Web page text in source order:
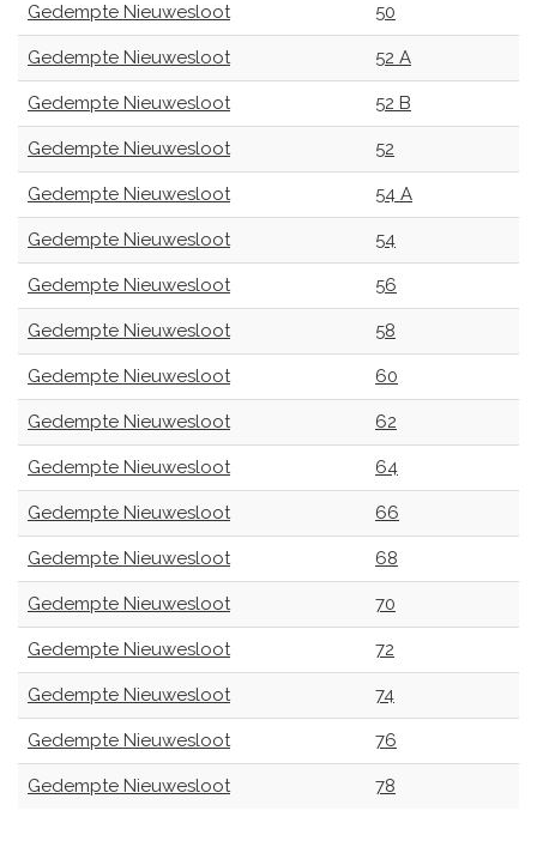
Gedempte Nieuwesloot 50
Gedempte Nieuwesloot 52 A
Gedempte Nieuwesloot 52 B
Gedempte Nieuwesloot 52
Gedempte Nieuwesloot 54 A
Gedempte Nieuwesloot 54
Gedempte Nieuwesloot 56
Gedempte Nieuwesloot 58
Gedempte Nieuwesloot 60
Gedempte Nieuwesloot 62
Gedempte Nieuwesloot 64
Gedempte Nieuwesloot 66
Gedempte Nieuwesloot 68
Gedempte Nieuwesloot 70
Gedempte Nieuwesloot 72
Gedempte Nieuwesloot 74
Gedempte Nieuwesloot 76
Gedempte Nieuwesloot 78